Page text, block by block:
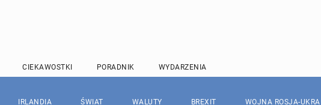
CIEKAWOSTKI PORADNIK WYDARZENIA
IRLANDIA ŚWIAT WALUTY BREXIT WOJNA ROSJA-